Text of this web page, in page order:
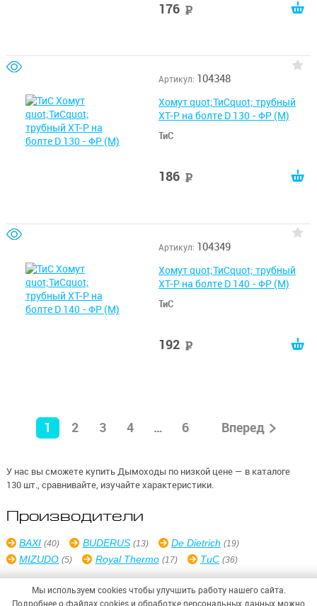
176
Артикул: 104348
Хомут quot;ТиСquot; трубный
ХТ-Р на болте D 130 - ФР (М)
ТиС
186
Артикул: 104349
Хомут quot;ТиСquot; трубный
ХТ-Р на болте D 140 - ФР (М)
ТиС
192
1 2 3 4 … 6 Вперед
У нас вы сможете купить Дымоходы по низкой цене — в каталоге
130 шт., сравнивайте, изучайте характеристики.
Производители
BAXI (40) BUDERUS (13) De Dietrich (19)
MIZUDO (5) Royal Thermo (17) ТиС (36)
Мы используем cookies чтобы улучшить работу нашего сайта.
Подробнее о файлах cookies и обработке персональных данных можно